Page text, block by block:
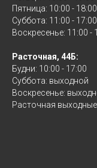
Пятница: 10:00 - 18:00
Суббота: 11:00 - 17:00
Воскресенье: 11:00 -
Расточная, 44Б:
Будни: 10:00 - 17:00
Суббота: выходной
Воскресенье:
Расточная